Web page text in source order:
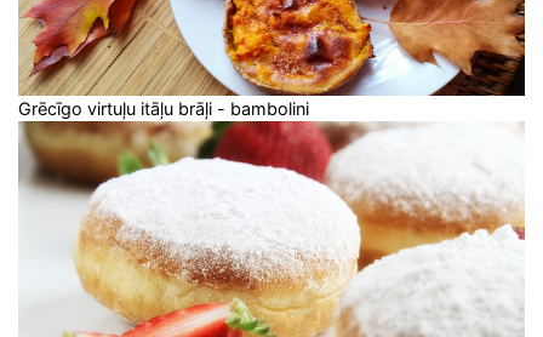
Grēcīgo virtuļu itāļu brāļi - bambolini